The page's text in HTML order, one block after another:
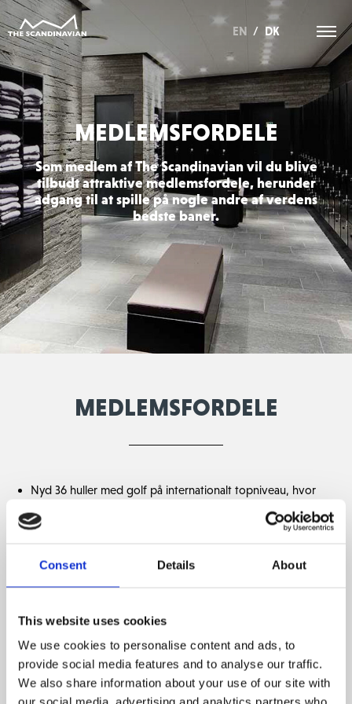
Consent Details About
This website uses cookies
We use cookies to personalise content and ads, to
provide social media features and to analyse our traffic.
We also share information about your use of our site with
EN / DK
MEDLEMSFORDELE
Som medlem af The Scandinavian vil du blive
tilbudt attraktive medlemsfordele, herunder
adgang til at spille på nogle andre af verdens
bedste baner.
MEDLEMSFORDELE
Nyd 36 huller med golf på internationalt topniveau, hvor
medlemmer og deres gæster kan se frem til gode
spilleforhold og en bane i topform.
Oplev et unikt træningsanlæg med de bedste faciliteter til
at finpudse dit spil
undtagen mellem jul og nytår. (vejrafhængigt og indtil der
ikke er flere bolde i boldmaskinen)
Gratis udlån af Trackman (afhængig af tilgængelighed)
Medlemsrabat på vores professionelle trænerteam
Indendørs træningsfaciliteter med simulator i klubhuset